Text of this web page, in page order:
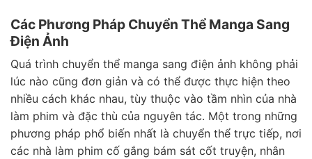
Các Phương Pháp Chuyển Thể Manga Sang
Điện Ảnh
Quá trình chuyển thể manga sang điện ảnh không phải
lúc nào cũng đơn giản và có thể được thực hiện theo
nhiều cách khác nhau, tùy thuộc vào tầm nhìn của nhà
làm phim và đặc thù của nguyên tác. Một trong những
phương pháp phổ biến nhất là chuyển thể trực tiếp, nơi
các nhà làm phim cố gắng bám sát cốt truyện, nhân